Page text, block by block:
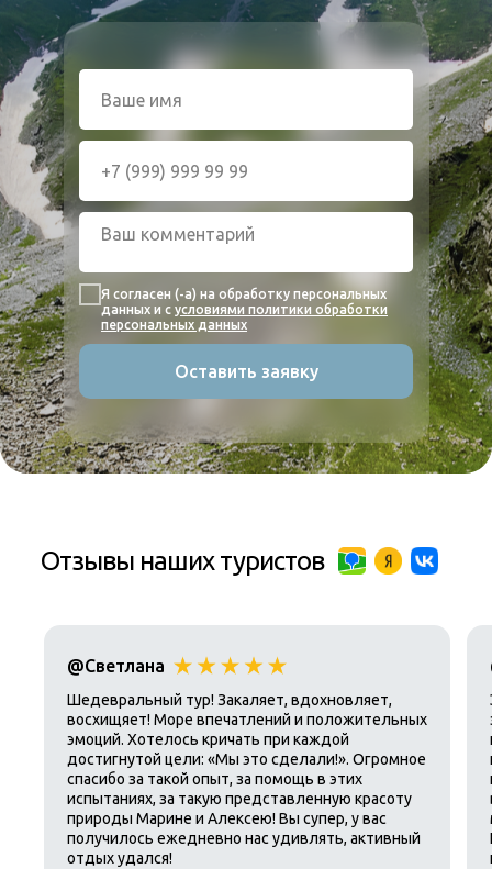
Я согласен (-а) на обработку персональных
данных и с условиями политики обработки
персональных данных
Оставить заявку
Отзывы наших туристов
@Светлана
Шедевральный тур! Закаляет, вдохновляет,
восхищяет! Море впечатлений и положительных
эмоций. Хотелось кричать при каждой
достигнутой цели: «Мы это сделали!». Огромное
спасибо за такой опыт, за помощь в этих
испытаниях, за такую представленную красоту
природы Марине и Алексею! Вы супер, у вас
получилось ежедневно нас удивлять, активный
отдых удался!